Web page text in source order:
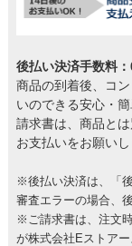
後払い決済手数料
商品の到着後、コ
いのできる安心・簡
請求書は、商品と
お支払いをお願いし
※後払い決済は、「
審査エラーの場合、
※ご請求書は、注文
が株式会社Eストアー